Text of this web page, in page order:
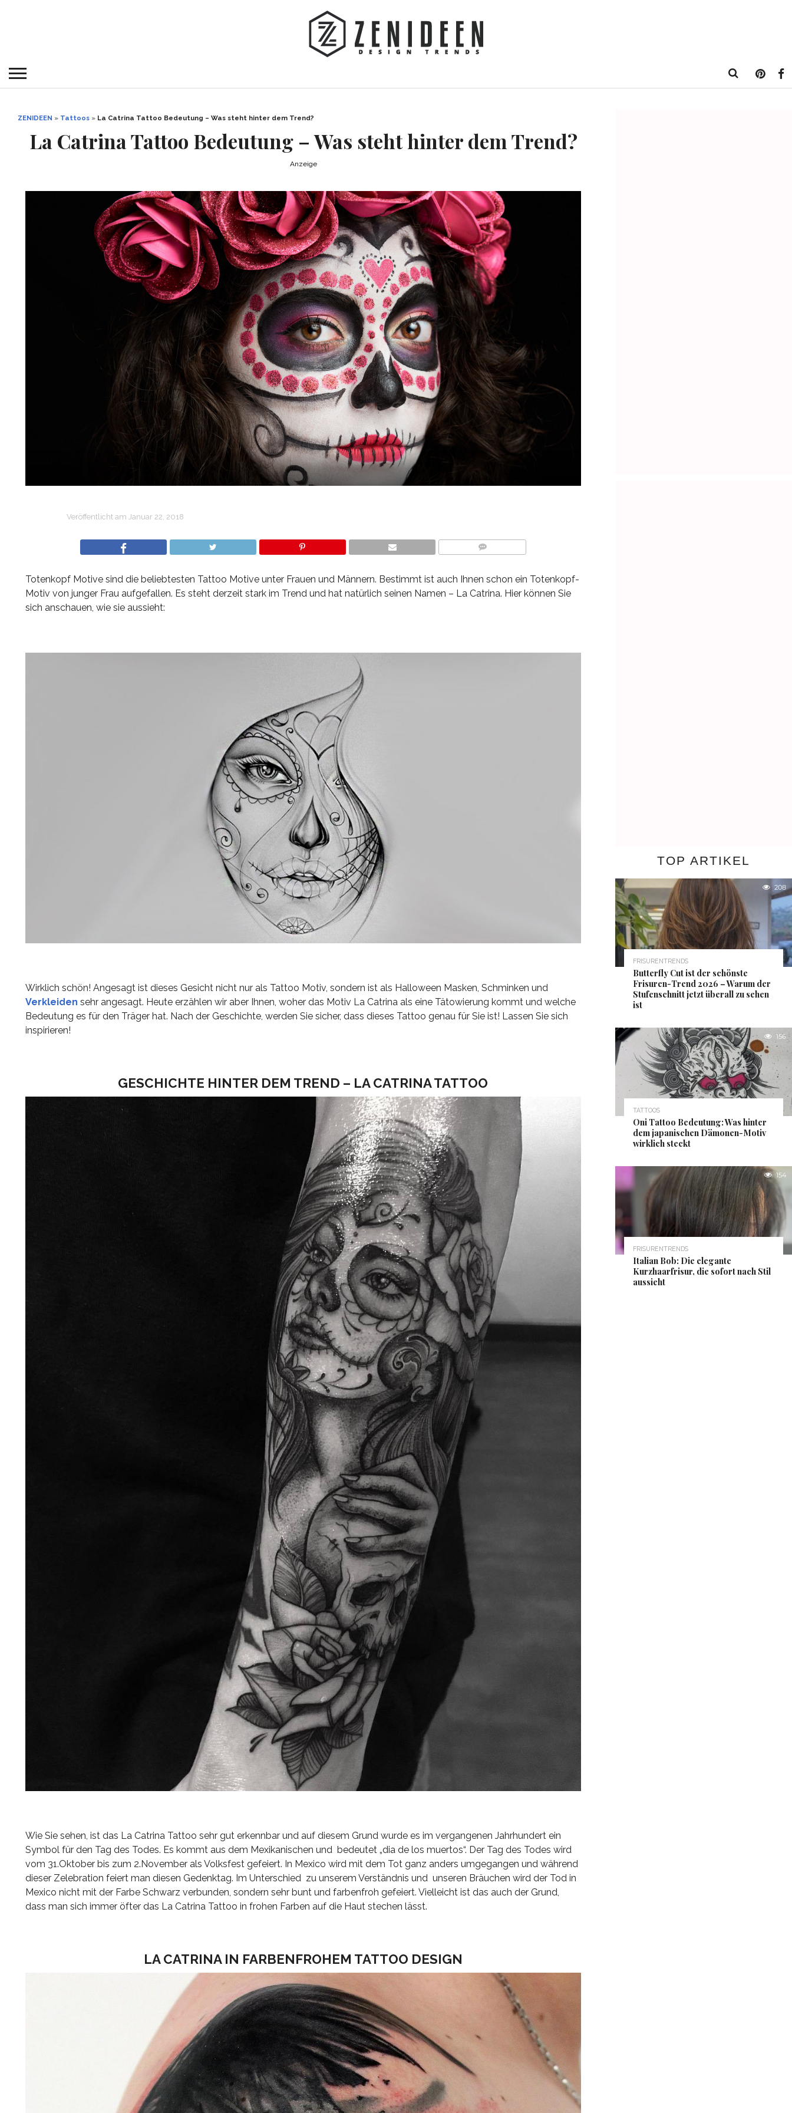
ZENIDEEN » Tattoos » La Catrina Tattoo Bedeutung – Was steht hinter dem Trend?
La Catrina Tattoo Bedeutung – Was steht hinter dem Trend?
Anzeige
Veröffentlicht am Januar 22, 2018
Totenkopf Motive sind die beliebtesten Tattoo Motive unter Frauen und Männern. Bestimmt ist auch Ihnen schon ein Totenkopf-
Motiv von junger Frau aufgefallen. Es steht derzeit stark im Trend und hat natürlich seinen Namen – La Catrina. Hier können Sie
sich anschauen, wie sie aussieht:
Wirklich schön! Angesagt ist dieses Gesicht nicht nur als Tattoo Motiv, sondern ist als Halloween Masken, Schminken und
Verkleiden sehr angesagt. Heute erzählen wir aber Ihnen, woher das Motiv La Catrina als eine Tätowierung kommt und welche
Bedeutung es für den Träger hat. Nach der Geschichte, werden Sie sicher, dass dieses Tattoo genau für Sie ist! Lassen Sie sich
inspirieren!
GESCHICHTE HINTER DEM TREND – LA CATRINA TATTOO
Wie Sie sehen, ist das La Catrina Tattoo sehr gut erkennbar und auf diesem Grund wurde es im vergangenen Jahrhundert ein
Symbol für den Tag des Todes. Es kommt aus dem Mexikanischen und bedeutet „dia de los muertos“. Der Tag des Todes wird
vom 31.Oktober bis zum 2.November als Volksfest gefeiert. In Mexico wird mit dem Tot ganz anders umgegangen und während
dieser Zelebration feiert man diesen Gedenktag. Im Unterschied zu unserem Verständnis und unseren Bräuchen wird der Tod in
Mexico nicht mit der Farbe Schwarz verbunden, sondern sehr bunt und farbenfroh gefeiert. Vielleicht ist das auch der Grund,
dass man sich immer öfter das La Catrina Tattoo in frohen Farben auf die Haut stechen lässt.
LA CATRINA IN FARBENFROHEM TATTOO DESIGN
TOP ARTIKEL
208
FRISURENTRENDS
Butterfly Cut ist der schönste
Frisuren-Trend 2026 – Warum der
Stufenschnitt jetzt überall zu sehen
ist
156
TATTOOS
Oni Tattoo Bedeutung: Was hinter
dem japanischen Dämonen-Motiv
wirklich steckt
154
FRISURENTRENDS
Italian Bob: Die elegante
Kurzhaarfrisur, die sofort nach Stil
aussieht